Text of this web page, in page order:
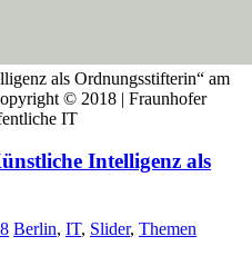
als Ordnungsstifterin“ am
© 2018 | Fraunhofer
IT
Intelligenz als
Berlin, IT, Slider, Themen